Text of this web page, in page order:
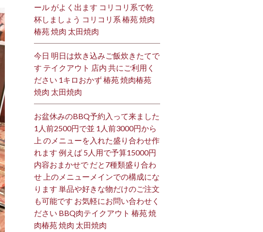
ール がよく出ます コリコリ系で乾
杯しましょう コリコリ系 椿苑 焼肉
椿苑 焼肉 太田焼肉
今日 明日は炊き込みご飯炊きたてで
す テイクアウト 店内 共にご利用く
ださい 1キロおかず 椿苑 焼肉椿苑
焼肉 太田焼肉
お盆休みのBBQ予約入って来ました
1人前2500円で並 1人前3000円から
上 のメニューを入れた盛り合わせ作
れます 例えば 5人用で予算15000円
内容おまかせで だと7種類盛り合わ
せ 上のメニューメインでの構成にな
ります 単品や好きな物だけのご注文
も可能です お気軽にお問い合わせく
ださい BBQ肉テイクアウト 椿苑 焼
肉椿苑 焼肉 太田焼肉